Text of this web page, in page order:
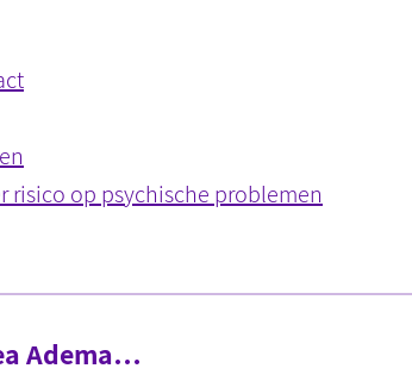
risico op psychische problemen
Adema…